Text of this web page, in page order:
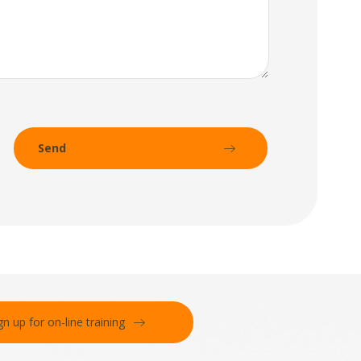
up for on-line training